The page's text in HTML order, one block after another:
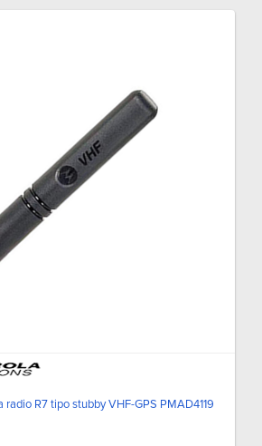
R7 tipo stubby VHF-GPS PMAD4119